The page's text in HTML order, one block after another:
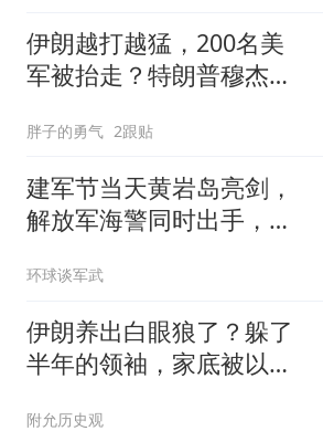
伊朗越打越猛，200名美
军被抬走？特朗普穆杰塔
胖子的勇气 2跟贴
建军节当天黄岩岛亮剑，
解放军海警同时出手，菲
环球谈军武
伊朗养出白眼狼了？躲了
半年的领袖，家底被以色
附允历史观